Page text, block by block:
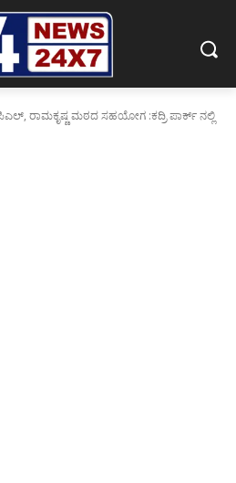
ರಾಮಕೃಷ್ಣ ಮಠದ ಸಹಯೋಗ :ಕದ್ರಿ ಪಾರ್ಕ್ ನಲ್ಲಿ